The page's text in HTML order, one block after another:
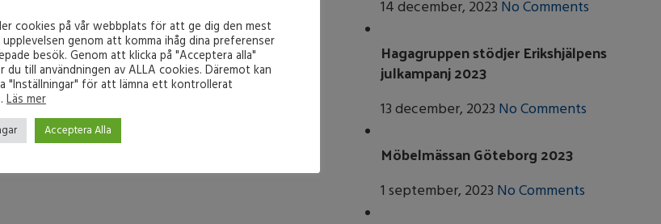
14 december, 2023 No Comments
Hagagruppen stödjer Erikshjälpens
julkampanj 2023
13 december, 2023 No Comments
Möbelmässan Göteborg 2023
1 september, 2023 No Comments
cookies på vår webbplats för att ge dig den mest
genom att komma ihåg dina preferenser
besök. Genom att klicka på "Acceptera alla"
du till användningen av ALLA cookies. Däremot kan
"Inställningar" för att lämna ett kontrollerat
Läs mer
Acceptera Alla